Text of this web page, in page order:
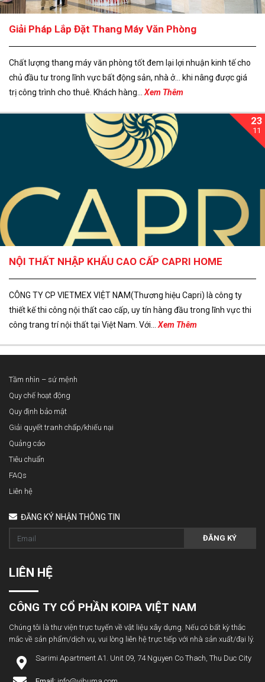
Giải Pháp Lắp Đặt Thang Máy Văn Phòng
Chất lượng thang máy văn phòng tốt đem lại lợi nhuận kinh tế cho
chủ đầu tư trong lĩnh vực bất động sản, nhà ở… khi nâng được giá
trị công trình cho thuê. Khách hàng... Xem Thêm
23
11
NỘI THẤT NHẬP KHẨU CAO CẤP CAPRI HOME
CÔNG TY CP VIETMEX VIỆT NAM(Thương hiệu Capri) là công ty
thiết kế thi công nội thất cao cấp, uy tín hàng đầu trong lĩnh vực thi
công trang trí nội thất tại Việt Nam. Với... Xem Thêm
Tầm nhìn – sứ mệnh
Quy chế hoạt động
Quy định bảo mật
Giải quyết tranh chấp/khiếu nại
Quảng cáo
Tiêu chuẩn
FAQs
Liên hệ
ĐĂNG KÝ NHẬN THÔNG TIN
ĐĂNG KÝ
LIÊN HỆ
CÔNG TY CỔ PHẦN KOIPA VIỆT NAM
Chúng tôi là thư viện trực tuyến về vật liệu xây dựng. Nếu có bất kỳ thắc
mắc về sản phẩm/dịch vụ, vui lòng liên hệ trực tiếp với nhà sản xuất/đại lý.
Sarimi Apartment A1. Unit 09, 74 Nguyen Co Thach, Thu Duc City